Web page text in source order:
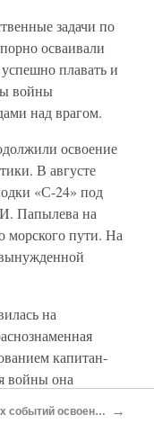
задачи по
осваивали
плавать и
войны
над врагом.
освоение
В августе
«С-24» под
Папылева на
морского пути. На
на
капитан-
войны она
и многие
Хронология важнейших событий освоения Северного Ледовитого океана и истории Краснознаменного Северного флота: →